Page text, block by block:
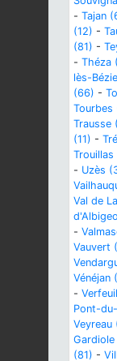
- Tajan
(12) -
(81) -
- Théza
lès-
(66) -
Tourbes
Trausse
(11) -
Trouillas
- Uzès
Val de
-
Vauvert
Vénéjan
-
Pont-
Veyreau
(81) -